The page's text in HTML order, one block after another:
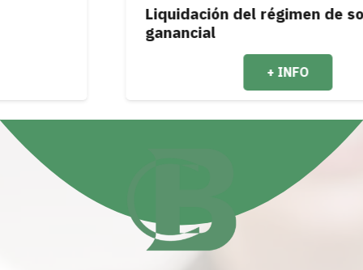
Liquidación del régimen de sociedad
ganancial